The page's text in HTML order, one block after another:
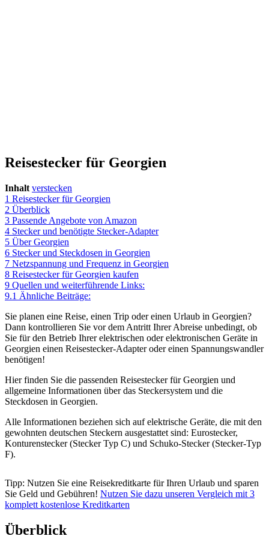
Reisestecker für Georgien
Inhalt verstecken
1 Reisestecker für Georgien
2 Überblick
3 Passende Angebote von Amazon
4 Stecker und benötigte Stecker-Adapter
5 Über Georgien
6 Stecker und Steckdosen in Georgien
7 Netzspannung und Frequenz in Georgien
8 Reisestecker für Georgien kaufen
9 Quellen und weiterführende Links:
9.1 Ähnliche Beiträge:
Sie planen eine Reise, einen Trip oder einen Urlaub in Georgien?
Dann kontrollieren Sie vor dem Antritt Ihrer Abreise unbedingt, ob
Sie für den Betrieb Ihrer elektrischen oder elektronischen Geräte in
Georgien einen Reisestecker-Adapter oder einen Spannungswandler
benötigen!
Hier finden Sie die passenden Reisestecker für Georgien und
allgemeine Informationen über das Steckersystem und die
Steckdosen in Georgien.
Alle Informationen beziehen sich auf elektrische Geräte, die mit den
gewohnten deutschen Steckern ausgestattet sind: Eurostecker,
Konturenstecker (Stecker Typ C) und Schuko-Stecker (Stecker-Typ
F).
Tipp: Nutzen Sie eine Reisekreditkarte für Ihren Urlaub und sparen
Sie Geld und Gebühren! Nutzen Sie dazu unseren Vergleich mit 3
komplett kostenlose Kreditkarten
Überblick